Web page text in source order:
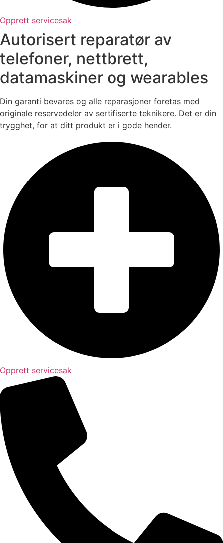
Opprett servicesak
Autorisert reparatør av
telefoner, nettbrett,
datamaskiner og wearables
Din garanti bevares og alle reparasjoner foretas med
originale reservedeler av sertifiserte teknikere. Det er din
trygghet, for at ditt produkt er i gode hender.
Opprett servicesak